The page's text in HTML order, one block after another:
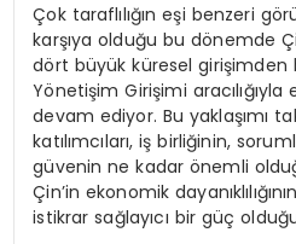
Çok taraflılığın eşi benzeri
karşıya olduğu bu dönemde
dört büyük küresel girişimden
Yönetişim Girişimi
devam ediyor. Bu yaklaşımı
katılımcıları, iş birliğinin,
güvenin ne kadar önemli
Çin’in ekonomik
istikrar sağlayıcı bir güç